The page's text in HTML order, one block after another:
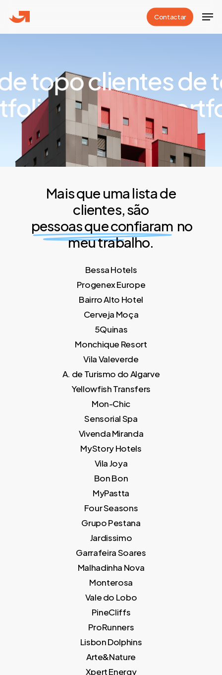
main
Contactar
topoclientes de
portfolio
Mais que uma lista de
clientes, são
pessoas que confiaram no
meu trabalho.
Bessa Hotels
Progenex Europe
Bairro Alto Hotel
Cerveja Moça
5Quinas
Monchique Resort
Vila Valeverde
A. de Turismo do Algarve
Yellowfish Transfers
Mon-Chic
Sensorial Spa
Vivenda Miranda
MyStory Hotels
Vila Joya
Bon Bon
MyPastta
Four Seasons
Grupo Pestana
Jardissimo
Garrafeira Soares
Malhadinha Nova
Monterosa
Vale do Lobo
PineCliffs
ProRunners
Lisbon Dolphins
Arte&Nature
Xpert Energy
Close